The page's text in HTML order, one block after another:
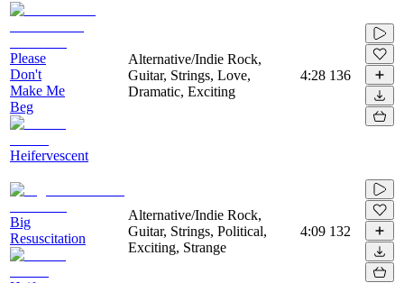
Please
Don't
Make Me
Beg
Heifervescent
Alternative/Indie Rock,
Guitar, Strings, Love,
Dramatic, Exciting
4:28 136
Big
Resuscitation
Alternative/Indie Rock,
Guitar, Strings, Political,
Exciting, Strange
4:09 132